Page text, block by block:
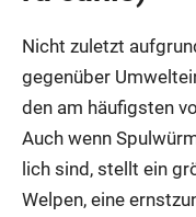
Nicht zuletzt
gegen­über
den am häu­figs­ten
Auch wenn
lich sind, stellt ein
Wel­pen, eine